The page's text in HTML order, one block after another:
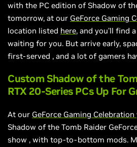
with the PC edition of Shadow of
tomorrow, at our GeForce Gaming
location listed here, and you’ll find
waiting for you. But arrive early,
first-served , and a lot of gamers
Custom Shadow of the
RTX 20-Series PCs Up For
At our GeForce Gaming Celebration
Shadow of the Tomb Raider
show , with top-to-bottom mods.